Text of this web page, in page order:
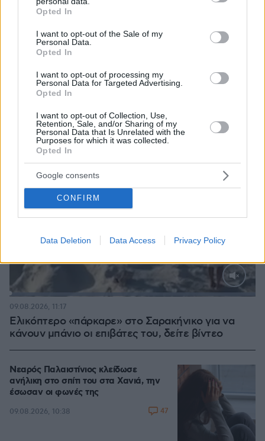
grant or deny consent to Google and its third-party tags to
use your data for below specified purposes in below Google
consent section.
Opted In
I want to opt-out of the Sale of my
Personal Data.
Opted In
I want to opt-out of processing my
Personal Data for Targeted Advertising.
Opted In
I want to opt-out of Collection, Use,
Retention, Sale, and/or Sharing of my
Personal Data that Is Unrelated with the
Purposes for which it was collected.
Opted In
Google consents
CONFIRM
Data Deletion Data Access Privacy Policy
τέσσερις φοιτητές δολοφονήθηκαν μέσα σε λίγα
Loaded
Ελικόπτερο «πάρκαρε» στο Σαρακήνικο για να
κάνουν μπάνιο οι επιβάτες του, δείτε βίντεο
09.08.2026, 11:17
Νεαρός Παλαιστίνιος κλείδωσε
ανήλικη στο σπίτι του στα Χανιά, την
έσωσαν οι φωνές της
09.08.2026, 10:38 47